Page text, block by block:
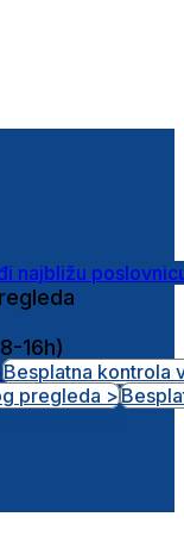
najbližu
16h)
Besplatna kontrola
pregleda >